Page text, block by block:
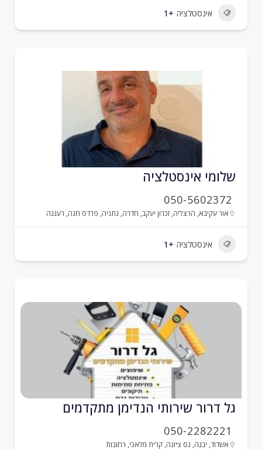
אינסטלציה +1
אינסטלציה
050-5602372
אור עקיבא,הרצליה,זכרון יעקב ,חדרה,נתניה,פרדס חנה,רעננה
אינסטלציה +1
דרור שירותי הנדימן מתקדמים
050-2282221
יבנה,נס ציונה, קרית מלאכי,רחובות